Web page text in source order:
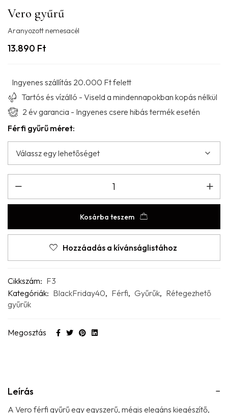
Vero gyűrű
Aranyozott nemesacél
13.890 Ft
Ingyenes szállítás 20.000 Ft felett
Tartós és vízálló - Viseld a mindennapokban kopás nélkül
2 év garancia - Ingyenes csere hibás termék esetén
Férfi gyűrű méret:
Kosárba teszem
Hozzáadás a kívánságlistához
Cikkszám: F3
Kategóriák: BlackFriday40, Férfi, Gyűrűk, Rétegezhető
gyűrűk
Megosztás
Leírás
A Vero férfi gyűrű egy egyszerű, mégis elegáns kiegészítő,